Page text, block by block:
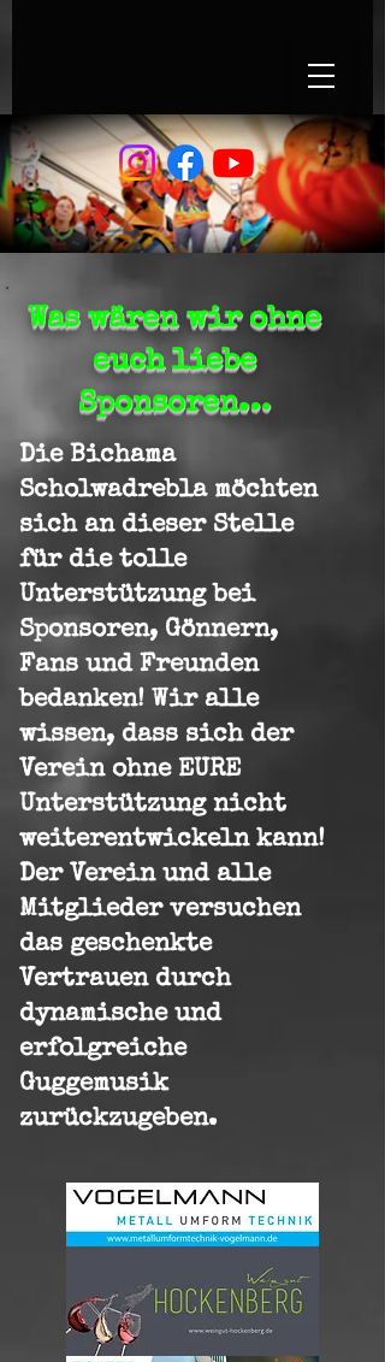
Was wären wir ohne
euch liebe
Sponsoren…
Die Bichama
Scholwadrebla möchten
sich an dieser Stelle
für die tolle
Unterstützung bei
Sponsoren, Gönnern,
Fans und Freunden
bedanken! Wir alle
wissen, dass sich der
Verein ohne EURE
Unterstützung nicht
weiterentwickeln kann!
Der Verein und alle
Mitglieder versuchen
das geschenkte
Vertrauen durch
dynamische und
erfolgreiche
Guggemusik
zurückzugeben. ​